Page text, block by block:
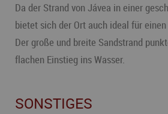
Da der Strand von Jávea in einer
bietet sich der Ort auch ideal für
Der große und breite Sandstrand
flachen Einstieg ins Wasser.
SONSTIGES